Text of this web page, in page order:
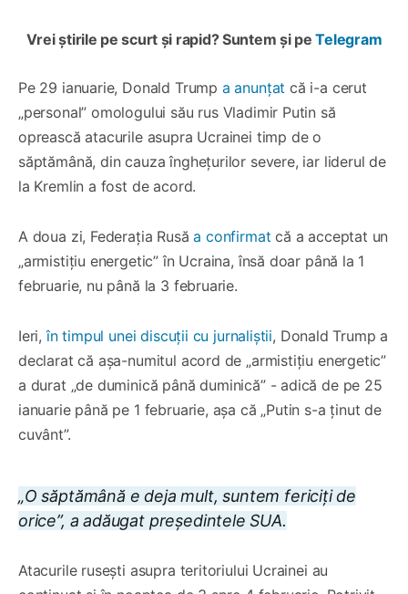
Vrei știrile pe scurt și rapid? Suntem și peTelegram
Pe 29 ianuarie, Donald Trump a anunțat că i-a cerut
„personal” omologului său rus Vladimir Putin să
oprească atacurile asupra Ucrainei timp de o
săptămână, din cauza înghețurilor severe, iar liderul de
la Kremlin a fost de acord.
A doua zi, Federația Rusă a confirmat că a acceptat un
„armistițiu energetic” în Ucraina, însă doar până la 1
februarie, nu până la 3 februarie.
Ieri,în timpul unei discuții cu jurnaliștii, Donald Trump a
declarat că așa-numitul acord de „armistițiu energetic”
a durat „de duminică până duminică” - adică de pe 25
ianuarie până pe 1 februarie, așa că „Putin s-a ținut de
cuvânt”.
„O săptămână e deja mult, suntem fericiți de
orice”, a adăugat președintele SUA.
Atacurile rusești asupra teritoriului Ucrainei au